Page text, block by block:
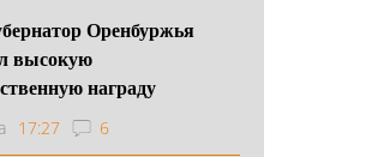
Оренбуржья
высокую
награду
17:27 6